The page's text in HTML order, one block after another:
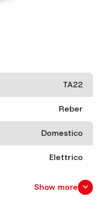
TA22
Reber
Domestico
Elettrico
140 W
Show more expand_more